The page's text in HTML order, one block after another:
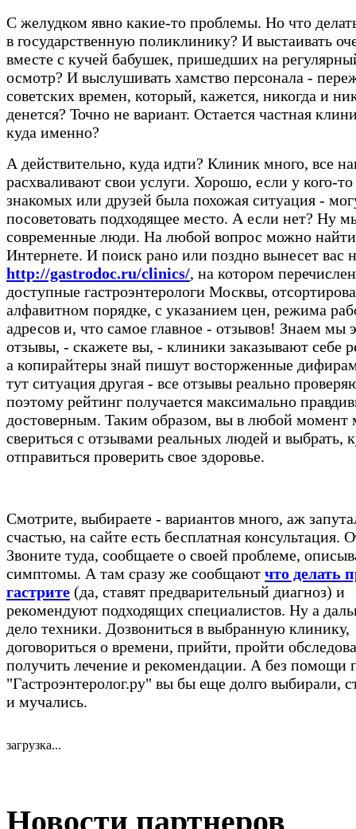
С желудком явно какие-то проблемы. Но что
в государственную поликлинику? И выстаивать
вместе с кучей бабушек, пришедших на
осмотр? И выслушивать хамство персонала -
советских времен, который, кажется, никогда и
денется? Точно не вариант. Остается частная
куда именно?
А действительно, куда идти? Клиник много, все
расхваливают свои услуги. Хорошо, если у кого-то
знакомых или друзей была похожая ситуация -
посоветовать подходящее место. А если нет? Ну
современные люди. На любой вопрос можно найти
Интернете. И поиск рано или поздно вынесет вас
http://gastrodoc.ru/clinics/, на котором
доступные гастроэнтерологи Москвы,
алфавитном порядке, с указанием цен, режима
адресов и, что самое главное - отзывов! Знаем мы
отзывы, - скажете вы, - клиники заказывают себе
а копирайтеры знай пишут восторженные
тут ситуация другая - все отзывы реально
поэтому рейтинг получается максимально
достоверным. Таким образом, вы в любой момент
свериться с отзывами реальных людей и выбрать,
отправиться проверить свое здоровье.
Смотрите, выбираете - вариантов много, аж
счастью, на сайте есть бесплатная консультация.
Звоните туда, сообщаете о своей проблеме,
симптомы. А там сразу же сообщают что делать
гастрите (да, ставят предварительный диагноз) и
рекомендуют подходящих специалистов. Ну а
дело техники. Дозвониться в выбранную клинику,
договориться о времени, прийти, пройти
получить лечение и рекомендации. А без помощи
"Гастроэнтеролог.ру" вы бы еще долго выбирали,
и мучались.
загрузка...
Новости партнеров